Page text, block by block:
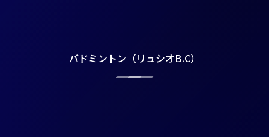
バドミントン（リュシオB.C）